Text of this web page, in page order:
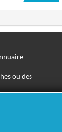
ou des
varier en